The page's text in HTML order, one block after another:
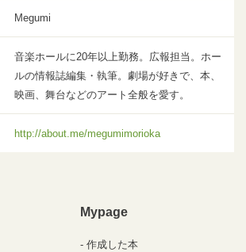
Megumi
音楽ホールに20年以上勤務。広報担当。ホー
ルの情報誌編集・執筆。劇場が好きで、本、
映画、舞台などのアート全般を愛す。
http://about.me/megumimorioka
Mypage
作成した本